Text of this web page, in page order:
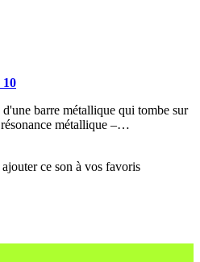
10
barre métallique qui tombe sur
métallique –…